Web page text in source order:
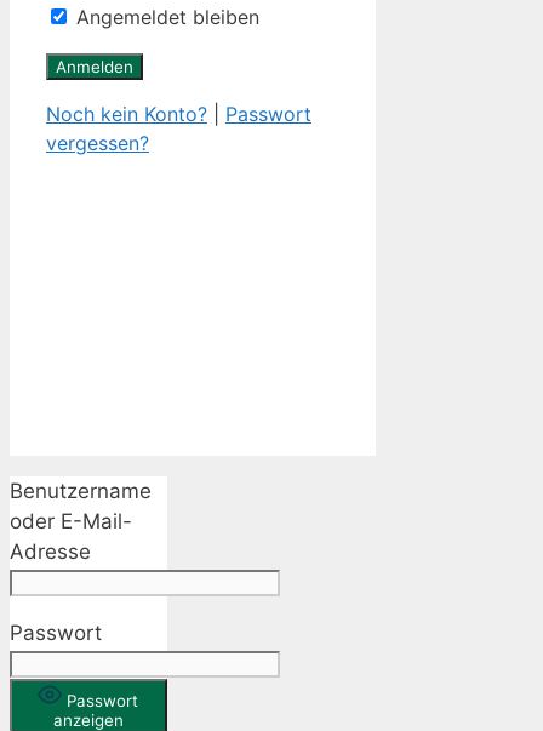
Angemeldet bleiben
Noch kein Konto?
Passwort
vergessen?
Benutzername
oder E-Mail-
Adresse
Passwort
Passwort
anzeigen